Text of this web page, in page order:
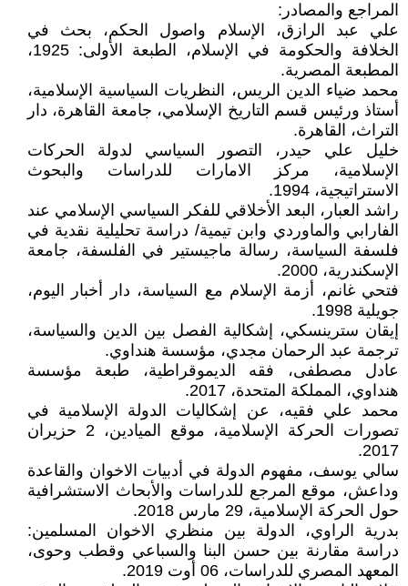
المراجع والمصادر:
علي عبد الرازق، الإسلام واصول الحكم، بحث في
الخلافة والحكومة في الإسلام، الطبعة الأولى: 1925،
المطبعة المصرية.
محمد ضياء الدين الريس، النظريات السياسية الإسلامية،
أستاذ ورئيس قسم التاريخ الإسلامي، جامعة القاهرة، دار
التراث، القاهرة.
خليل علي حيدر، التصور السياسي لدولة الحركات
الإسلامية، مركز الامارات للدراسات والبحوث
الاستراتيجية، 1994.
راشد العبار، البعد الأخلاقي للفكر السياسي الإسلامي عند
الفارابي والماوردي وابن تيمية/ دراسة تحليلية نقدية في
فلسفة السياسة، رسالة ماجيستير في الفلسفة، جامعة
الإسكندرية، 2000.
فتحي غانم، أزمة الإسلام مع السياسة، دار أخبار اليوم،
جويلية 1998.
إيقان سترينسكي، إشكالية الفصل بين الدين والسياسة،
ترجمة عبد الرحمان مجدي، مؤسسة هنداوي.
عادل مصطفى، فقه الديموقراطية، طبعة مؤسسة
هنداوي، المملكة المتحدة، 2017.
محمد علي فقيه، عن إشكاليات الدولة الإسلامية في
تصورات الحركة الإسلامية، موقع الميادين، 2 حزيران
2017.
سالي يوسف، مفهوم الدولة في أدبيات الاخوان والقاعدة
وداعش، موقع المرجع للدراسات والأبحاث الاستشرافية
حول الحركة الإسلامية، 29 مارس 2018.
بدرية الراوي، الدولة بين منظري الاخوان المسلمين:
دراسة مقارنة بين حسن البنا والسباعي وقطب وحوى،
المعهد المصري للدراسات، 06 أوت 2019.